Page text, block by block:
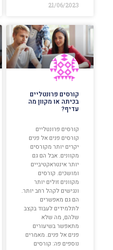
21/06/2023
קורסים פרונטליים
בכיתה או מקוון מה
עדיף?
קורסים פרונטליים
קורסים פנים אל פנים
יקרים יותר מקורסים
מקוונים. אבל הם גם
יותר אינטראקטיביים
ומושכים. קורסים
מקוונים זולים יותר
ונגישים לקהל רחב יותר.
הם גם מאפשרים
לתלמידים לעבוד בקצב
שלהם, מה שלא
מתאפשר בשיעורים
פנים אל פנים. מאמרים
נוספים פה: קורסים